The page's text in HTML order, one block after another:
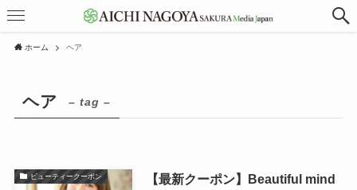
ホーム ヘア
ヘア – tag –
ビューティークーポン
【最新クーポン】Beautiful mind